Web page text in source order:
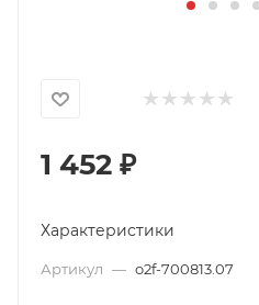
1 452 ₽
Характеристики
Артикул — o2f-700813.07